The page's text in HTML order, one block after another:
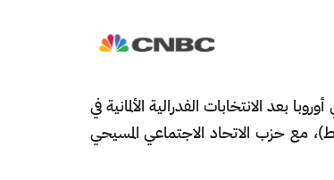
بعد الانتخابات الفدرالية الألمانية في
مع حزب الاتحاد الاجتماعي المسيحي